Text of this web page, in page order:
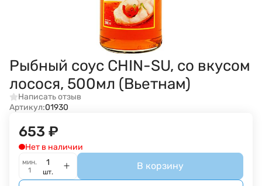
Рыбный соус CHIN-SU, со вкусом
лосося, 500мл (Вьетнам)
Написать отзыв
Артикул:01930
653 ₽
Нет в наличии
мин.
1
шт.
В корзину